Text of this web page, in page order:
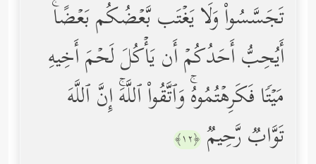
تَجَسَّسُواْ وَلَا یَغۡتَب بَّعۡضُكُم بَعۡضًاۚ
أَیُحِبُّ أَحَدُكُمۡ أَن یَأۡكُلَ لَحۡمَ أَخِیهِ
مَیۡتࣰا فَكَرِهۡتُمُوهُۚ وَٱتَّقُواْ ٱللَّهَۚ إِنَّ ٱللَّهَ
تَوَّابࣱ رَّحِیمࣱ ﴿١٢﴾